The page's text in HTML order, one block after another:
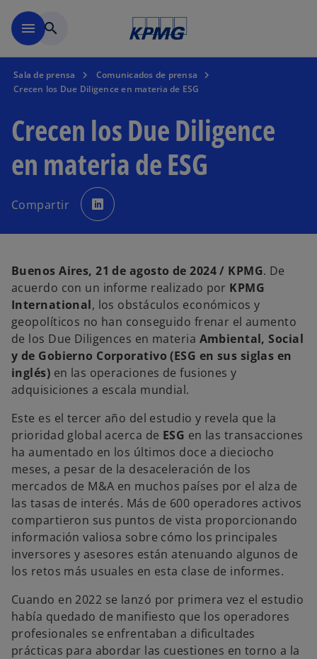
menu search
Sala de prensa
Comunicados de prensa
Crecen los Due Diligence en materia de ESG
Crecen los Due Diligence
en materia de ESG
Compartir e
a
e
n
a
p
e
s
a
ñ
a
n
u
e
v
a
Buenos Aires, 21 de agosto de 2024 / KPMG. De
acuerdo con un informe realizado por KPMG
International, los obstáculos económicos y
geopolíticos no han conseguido frenar el aumento
de los Due Diligences en materia Ambiental, Social
y de Gobierno Corporativo (ESG en sus siglas en
inglés) en las operaciones de fusiones y
adquisiciones a escala mundial.
Este es el tercer año del estudio y revela que la
prioridad global acerca de ESG en las transacciones
ha aumentado en los últimos doce a dieciocho
meses, a pesar de la desaceleración de los
mercados de M&A en muchos países por el alza de
las tasas de interés. Más de 600 operadores activos
compartieron sus puntos de vista proporcionando
información valiosa sobre cómo los principales
inversores y asesores están atenuando algunos de
los retos más usuales en esta clase de informes.
Cuando en 2022 se lanzó por primera vez el estudio
había quedado de manifiesto que los operadores
profesionales se enfrentaban a dificultades
prácticas para abordar las cuestiones en torno a la